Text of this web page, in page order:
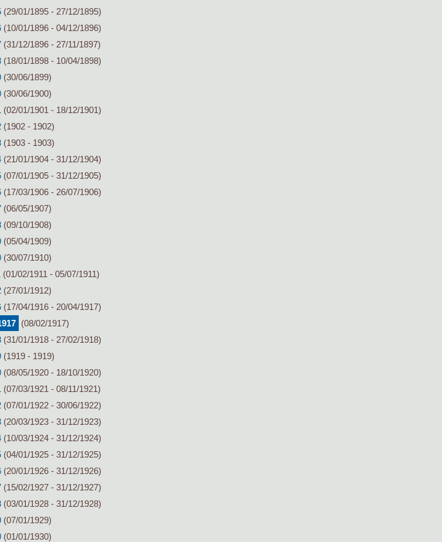
(29/01/1895 - 27/12/1895)
(10/01/1896 - 04/12/1896)
(31/12/1896 - 27/11/1897)
(18/01/1898 - 10/04/1898)
(30/06/1899)
(30/06/1900)
(02/01/1901 - 18/12/1901)
(1902 - 1902)
(1903 - 1903)
(21/01/1904 - 31/12/1904)
(07/01/1905 - 31/12/1905)
(17/03/1906 - 26/07/1906)
(06/05/1907)
(09/10/1908)
(05/04/1909)
(30/07/1910)
(01/02/1911 - 05/07/1911)
(27/01/1912)
(17/04/1916 - 20/04/1917)
(08/02/1917)
(31/01/1918 - 27/02/1918)
(1919 - 1919)
(08/05/1920 - 18/10/1920)
(07/03/1921 - 08/11/1921)
(07/01/1922 - 30/06/1922)
(20/03/1923 - 31/12/1923)
(10/03/1924 - 31/12/1924)
(04/01/1925 - 31/12/1925)
(20/01/1926 - 31/12/1926)
(15/02/1927 - 31/12/1927)
(03/01/1928 - 31/12/1928)
(07/01/1929)
(01/01/1930)